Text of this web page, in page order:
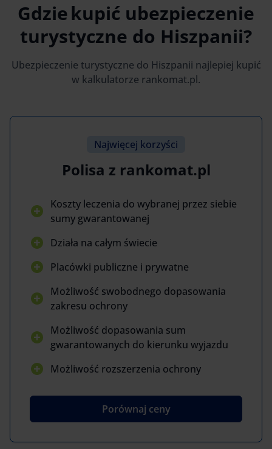
Gdzie kupić ubezpieczenie
turystyczne do Hiszpanii?
Ubezpieczenie turystyczne do Hiszpanii najlepiej kupić
w kalkulatorze rankomat.pl.
Najwięcej korzyści
Polisa z rankomat.pl
Koszty leczenia do wybranej przez siebie
sumy gwarantowanej
Działa na całym świecie
Placówki publiczne i prywatne
Możliwość swobodnego dopasowania
zakresu ochrony
Możliwość dopasowania sum
gwarantowanych do kierunku wyjazdu
Możliwość rozszerzenia ochrony
Porównaj ceny